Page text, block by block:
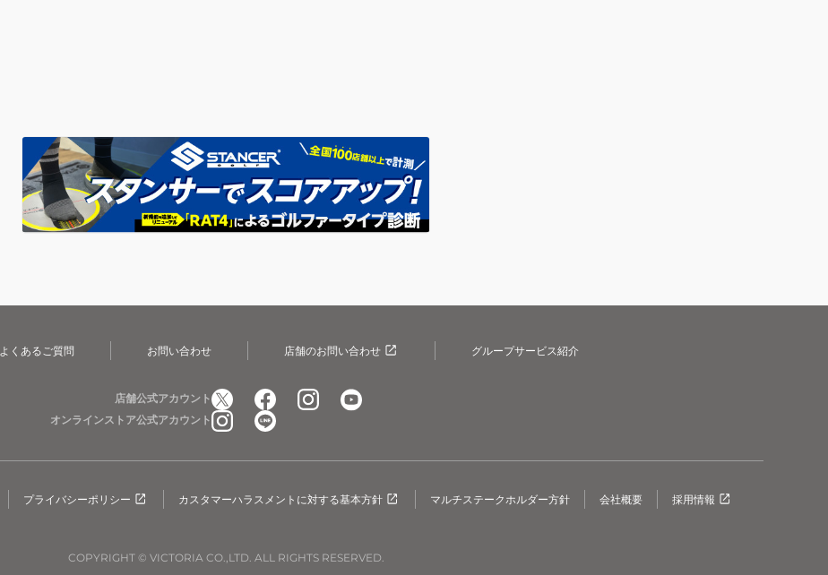
よくあるご質問 お問い合わせ 店舗のお問い合わせ グループサービス紹介
店舗公式アカウント
オンラインストア公式アカウント
プライバシーポリシー カスタマーハラスメントに対する基本方針 マルチステークホルダー方針 会社概要 採用情報
COPYRIGHT © VICTORIA CO.,LTD. ALL RIGHTS RESERVED.